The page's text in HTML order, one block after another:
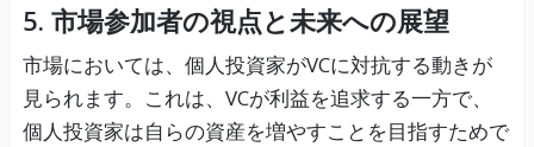
5. 市場参加者の視点と未来への展望
市場においては、個人投資家がVCに対抗する動きが
見られます。これは、VCが利益を追求する一方で、
個人投資家は自らの資産を増やすことを目指すためで